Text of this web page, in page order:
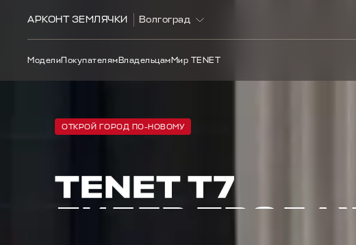
МоделиПокупателямВладельцамМир TENET
АРКОНТ ЗЕМЛЯЧКИ Волгоград
ОТКРОЙ ГОРОД ПО‑НОВОМУ
ЛИДЕРПРОДАЖ